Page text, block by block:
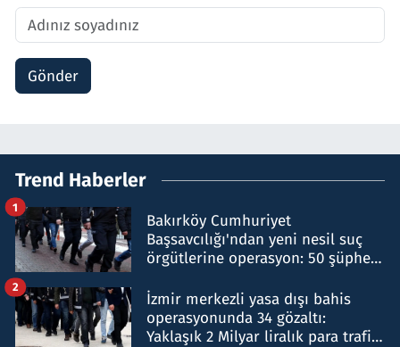
Gönder
Trend Haberler
Bakırköy Cumhuriyet
Başsavcılığı'ndan yeni nesil suç
örgütlerine operasyon: 50 şüpheli
1
İzmir merkezli yasa dışı bahis
operasyonunda 34 gözaltı:
Yaklaşık 2 Milyar liralık para trafiği
2